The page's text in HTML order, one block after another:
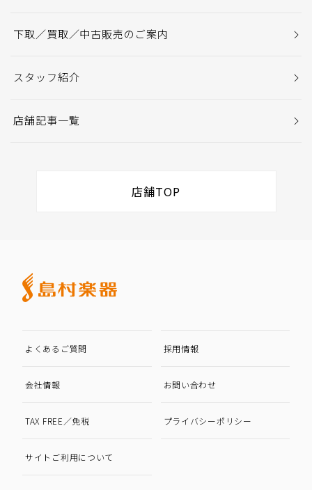
下取／買取／中古販売のご案内
スタッフ紹介
店舗記事一覧
店舗TOP
よくあるご質問 採用情報
会社情報 お問い合わせ
TAX FREE／免税 プライバシーポリシー
サイトご利用について